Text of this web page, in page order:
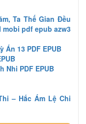
Ta Thế Gian Đều
pdf epub azw3
13 PDF EPUB
Nhi PDF EPUB
– Hắc Ám Lệ Chi